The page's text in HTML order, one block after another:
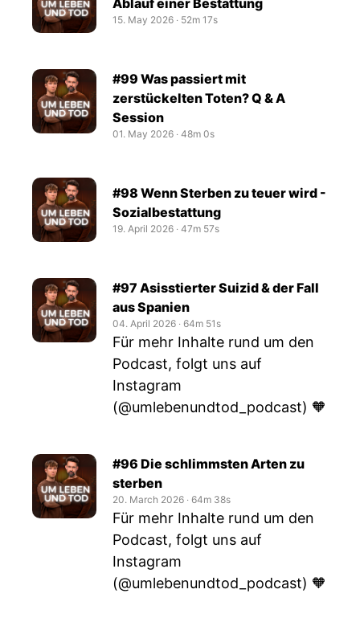
Ablauf einer Bestattung
15. May 2026 ‧ 52m 17s
#99 Was passiert mit
zerstückelten Toten? Q & A
Session
01. May 2026 ‧ 48m 0s
#98 Wenn Sterben zu teuer wird -
Sozialbestattung
19. April 2026 ‧ 47m 57s
#97 Asisstierter Suizid & der Fall
aus Spanien
04. April 2026 ‧ 64m 51s
Für mehr Inhalte rund um den
Podcast, folgt uns auf
Instagram
(@umlebenundtod_podcast) 🧡
#96 Die schlimmsten Arten zu
sterben
20. March 2026 ‧ 64m 38s
Für mehr Inhalte rund um den
Podcast, folgt uns auf
Instagram
(@umlebenundtod_podcast) 🧡